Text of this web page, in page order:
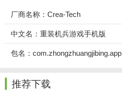
厂商名称：Crea-Tech
中文名：重装机兵游戏手机版
包名：com.zhongzhuangjibing.app
推荐下载